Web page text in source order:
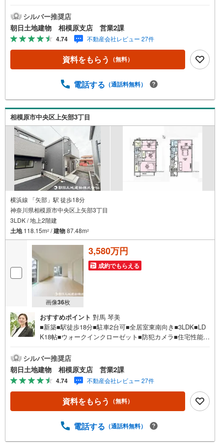
0】上記時間はお電話が繋がりやすくなっております。人気
物件には特に問い合わせが集中するため、お早めにお電話
ください。「室内・現地を見学する」ボタンよりご予約い
ただくとご見学がスムーズです。【創業42周年の実績】弊
社は1985年町田にて開業し、東京・神奈川・埼玉エリアに
13店舗展開しております。契約件数5万件を突破し、数多く
出来るようになりました。私達はお客様に安心感をお持ち
業が物件情報を紹介しておりますが、その後の物件のご説
明、資金計画、税金相談などについては、上司である担当
課長も同席でご説明させていただきます。
シルバー推奨店
朝日土地建物 相模原支店 営業2課
4.74 不動産会社レビュー 27件
資料をもらう （無料）
電話する （通話料無料）
相模原市中央区上矢部3丁目
横浜線 「矢部」駅 徒歩18分
神奈川県相模原市中央区上矢部3丁目
3LDK / 地上2階建
土地118.15m2 /建物87.48m2
画像36枚
3,580万円
成約でもらえる
おすすめポイント 對馬 琴美
■新築■駅徒歩18分■駐車2台可■全居室東南向き■3LDK■LD
K18帖■ウォークインクローゼット■防犯カメラ■住宅性能評
上記時間はお電話が繋がりやすくなっております。人気物
件には特に問い合わせが集中するため、お早めにお電話く
ださい。「室内・現地を見学する」ボタンよりご予約いた
だくとご見学がスムーズです。【創業42周年の実績】弊社
は1985年町田にて開業し、東京・神奈川・埼玉エリアに13
店舗展開しております。契約件数5万件を突破し、数多くの
来るようになりました。私達はお客様に安心感をお持ち頂
が物件情報を紹介しておりますが、その後の物件のご説
シルバー推奨店
朝日土地建物 相模原支店 営業2課
4.74 不動産会社レビュー 27件
資料をもらう （無料）
電話する （通話料無料）